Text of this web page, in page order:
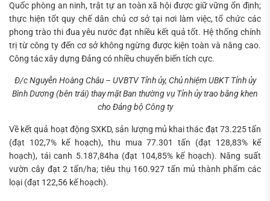
Quốc phòng an ninh, trật tự an toàn xã hội được giữ vững ổn định;
thực hiện tốt quy chế dân chủ cơ sở tại nơi làm việc, tổ chức các
phong trào thi đua yêu nước đạt nhiều kết quả tốt. Hệ thống chính
trị từ công ty đến cơ sở không ngừng được kiện toàn và nâng cao.
Công tác xây dựng Đảng có nhiều chuyển biến tích cực.
Đ/c Nguyễn Hoàng Châu – UVBTV Tỉnh ủy, Chủ nhiệm UBKT Tỉnh ủy
Bình Dương (bên trái) thay mặt Ban thường vụ Tỉnh ủy trao bằng khen
cho Đảng bộ Công ty
Về kết quả hoạt động SXKD, sản lượng mủ khai thác đạt 73.225 tấn
(đạt 102,7% kế hoạch), thu mua 77.301 tấn (đạt 128,83% kế
hoạch), tái canh 5.187,84ha (đạt 104,85% kế hoạch). Năng suất
vườn cây đạt 2 tấn/ha; tiêu thụ 160.927 tấn mủ thành phẩm các
loại (đạt 122,56 kế hoạch).